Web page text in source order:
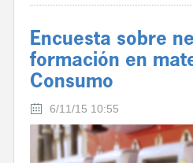
Encuesta sobre
formación en
Consumo
6/11/15 10:55